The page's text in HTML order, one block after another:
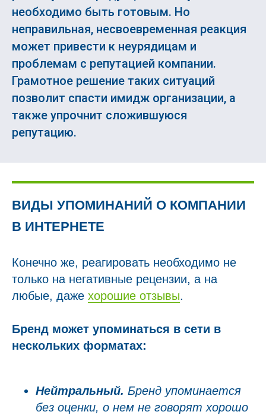
необходимо быть готовым. Но
неправильная, несвоевременная реакция
может привести к неурядицам и
проблемам с репутацией компании.
Грамотное решение таких ситуаций
позволит спасти имидж организации, а
также упрочнит сложившуюся
репутацию.
ВИДЫ УПОМИНАНИЙ О КОМПАНИИ
В ИНТЕРНЕТЕ
Конечно же, реагировать необходимо не
только на негативные рецензии, а на
любые, даже хорошие отзывы.
Бренд может упоминаться в сети в
нескольких форматах:
Нейтральный. Бренд упоминается
без оценки, о нем не говорят хорошо